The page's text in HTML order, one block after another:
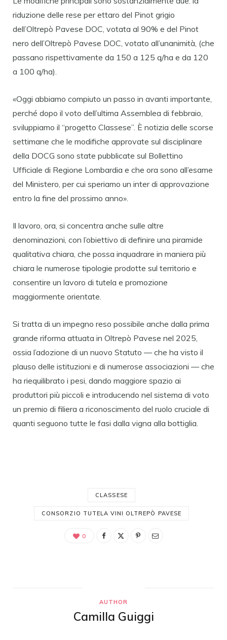
riduzione delle rese per ettaro del Pinot grigio
dell’Oltrepò Pavese DOC, votata al 90% e del Pinot
nero dell’Oltrepò Pavese DOC, votato all’unanimità, (che
passano rispettivamente da 150 a 125 q/ha e da 120
a 100 q/ha).
«Oggi abbiamo compiuto un passo in avanti importante,
perché dopo il voto dell’ultima Assemblea di febbraio,
sviluppiamo il “progetto Classese”. È notizia delle scorse
settimane che le modifiche approvate sul disciplinare
della DOCG sono state pubblicate sul Bollettino
Ufficiale di Regione Lombardia e che ora sono all’esame
del Ministero, per cui speriamo un inter di approvazione
entro la fine del prossimo anno».
Il lavoro, ora, si concentra anche sulle altre
denominazioni, con l’obiettivo di definire una piramide
qualitativa chiara, che possa inquadrare in maniera più
chiara le numerose tipologie prodotte sul territorio e
consentire un lavoro di tutela e promozione
maggiormente orientate.
Si tratta di un impegno reso possibile anche dalla prima
grande riforma attuata in Oltrepò Pavese nel 2025,
ossia l’adozione di un nuovo Statuto — che ha visto il
plauso delle istituzioni e di numerose associazioni — che
ha riequilibrato i pesi, dando maggiore spazio ai
produttori più piccoli e introducendo nel sistema di voto
un premio di filiera a riconoscimento del ruolo cruciale di
quanti seguono tutte le fasi dalla vigna alla bottiglia.
CLASSESE
CONSORZIO TUTELA VINI OLTREPÒ PAVESE
0
AUTHOR
Camilla Guiggi